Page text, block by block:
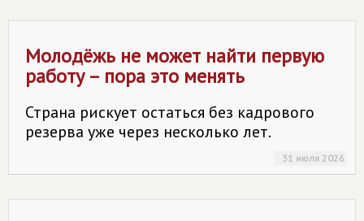
Молодёжь не может найти первую
работу – пора это менять
Страна рискует остаться без кадрового
резерва уже через несколько лет.
31 июля 2026